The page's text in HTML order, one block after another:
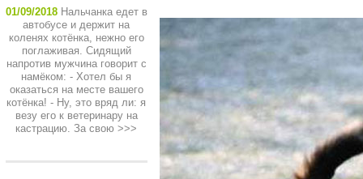
01/09/2018 Нальчанка едет в
автобусе и держит на
коленях котёнка, нежно его
поглаживая. Сидящий
напротив мужчина говорит с
намёком: - Хотел бы я
оказаться на месте вашего
котёнка! - Ну, это вряд ли: я
везу его к ветеринару на
кастрацию. За свою >>>